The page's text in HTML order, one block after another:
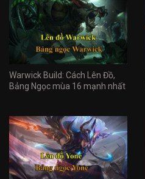
Warwick Build: Cách Lên Đồ,
Bảng Ngọc mùa 16 mạnh nhất